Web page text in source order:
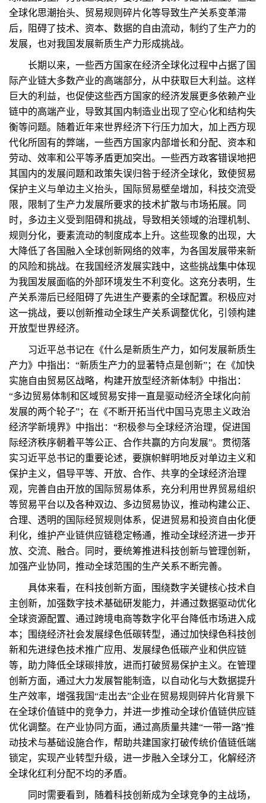
全球化思潮抬头、贸易规则碎片化等导致生产关系变革滞
后，阻碍了技术、资本、数据的自由流动，制约了生产力的
发展，也对我国发展新质生产力形成挑战。
长期以来，一些西方国家在经济全球化过程中占据了国
际产业链大多数产业的高端部分，从中获取巨大利益。这样
巨大的利益，也促使这些西方国家的经济发展更多依赖产业
链中的高端产业，导致其国内制造业出现了空心化和结构失
衡等问题。随着近年来世界经济下行压力加大，加上西方现
代化所固有的弊端，一些西方国家内部增长和分配、资本和
劳动、效率和公平等矛盾更加突出。一些西方政客错误地把
其国内的发展问题和政策失误归咎于经济全球化，致使贸易
保护主义与单边主义抬头，国际贸易壁垒增加，科技交流受
限，限制了生产力发展所要求的技术扩散与市场拓展。同
时，多边主义受到阻碍和挑战，导致相关领域的治理机制、
规则分化，要素流动的制度成本上升。这些现象的出现，大
大降低了各国融入全球创新网络的效率，为各国发展带来新
的风险和挑战。在我国经济发展实践中，这些挑战集中体现
为我国发展面临的外部环境发生不利变化。这充分表明，生
产关系滞后已经阻碍了先进生产要素的全球配置。积极应对
这一挑战，要以创新推动全球生产关系调整优化，引领构建
开放型世界经济。
习近平总书记在《什么是新质生产力，如何发展新质生
产力》中指出：“新质生产力的显著特点是创新”；在《加快
实施自由贸易区战略，构建开放型经济新体制》中指出：
“多边贸易体制和区域贸易安排一直是驱动经济全球化向前
发展的两个轮子”；在《不断开拓当代中国马克思主义政治
经济学新境界》中指出：“积极参与全球经济治理，促进国
际经济秩序朝着平等公正、合作共赢的方向发展”。贯彻落
实习近平总书记的重要论述，要旗帜鲜明地反对单边主义和
保护主义，倡导平等、开放、合作、共享的全球经济治理
观，完善自由开放的国际贸易体系，充分利用世界贸易组织
等贸易平台以及各种双边、多边贸易协议，推动构建公正、
合理、透明的国际经贸规则体系，促进贸易和投资自由化便
利化，维护产业链供应链稳定畅通，推动全球经济进一步开
放、交流、融合。同时，要统筹推进科技创新与管理创新，
加强产业协同，推动全球范围的生产关系不断完善。
具体来看，在科技创新方面，围绕数字关键核心技术自
主创新，加强数字技术基础研发能力，并通过数据驱动优化
全球资源配置、通过跨境电商等数字化平台降低市场进入成
本；围绕经济社会发展绿色低碳转型，通过加快绿色科技创
新和先进绿色技术推广应用、发展绿色低碳产业和供应链
等，助力降低全球碳排放，进而打破贸易保护主义。在管理
创新方面，通过大力发展智能制造，以自动化与大数据提升
生产效率，增强我国“走出去”企业在贸易规则碎片化背景下
在全球价值链中的竞争力，并进一步推动全球价值链供应链
优化调整。在产业协同方面，通过高质量共建“一带一路”推
动技术与基础设施合作，帮助共建国家打破传统价值链低端
锁定，实现产业转型升级，进一步融入全球分工，化解经济
全球化红利分配不均的矛盾。
同时需要看到，随着科技创新成为全球竞争的主战场，